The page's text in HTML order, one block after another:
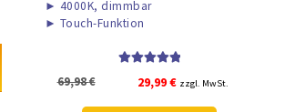
► 4000K, dimmbar
► Touch-Funktion
von 5
69,98€
Ursprünglicher
29,99€Aktueller
zzgl. MwSt.